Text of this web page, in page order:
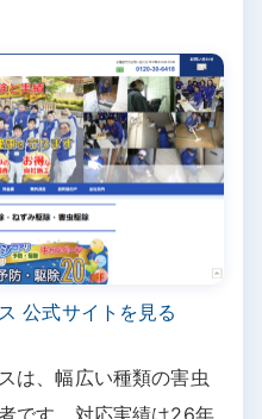
公式サイトを見る
は、幅広い種類の害虫
です。対応実績は26年